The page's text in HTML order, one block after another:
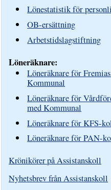
Lönestatistik för
OB-ersättning
Arbetstidslagstiftning
Löneräknare:
Löneräknare för
Kommunal
Löneräknare för
med Kommunal
Löneräknare för KFS-
Löneräknare för PAN-
Krönikörer på Assistanskoll
Nyhetsbrev från Assistanskoll